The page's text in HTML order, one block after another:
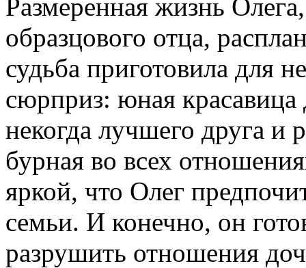
Размеренная жизнь
образцового отца,
судьба приготовила для
сюрприз: юная
некогда лучшего друга и
бурная во всех
яркой, что Олег
семьи. И конечно, он
разрушить отношения